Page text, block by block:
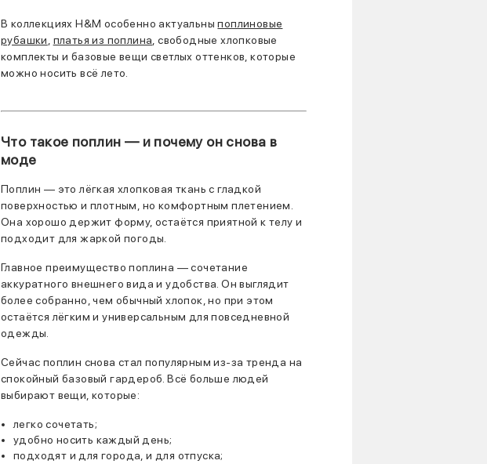
В коллекциях H&M особенно актуальныпоплиновые
рубашки платья из поплина , свободные хлопковые
комплекты и базовые вещи светлых оттенков, которые
можно носить всё лето.
Что такое поплин — и почему он снова в
моде
Поплин — это лёгкая хлопковая ткань с гладкой
поверхностью и плотным, но комфортным плетением.
Она хорошо держит форму, остаётся приятной к телу и
подходит для жаркой погоды.
Главное преимущество поплина — сочетание
аккуратного внешнего вида и удобства. Он выглядит
более собранно, чем обычный хлопок, но при этом
остаётся лёгким и универсальным для повседневной
одежды.
Сейчас поплин снова стал популярным из-за тренда на
спокойный базовый гардероб. Всё больше людей
выбирают вещи, которые:
легко сочетать;
удобно носить каждый день;
подходят и для города, и для отпуска;